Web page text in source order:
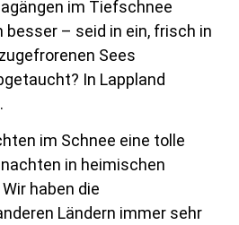
im Tiefschnee
besser – seid in ein, frisch in
Sees
In Lappland
im Schnee eine tolle
in heimischen
haben die
Ländern immer sehr